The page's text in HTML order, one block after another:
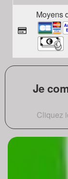
Moyens
Je
Cliquez